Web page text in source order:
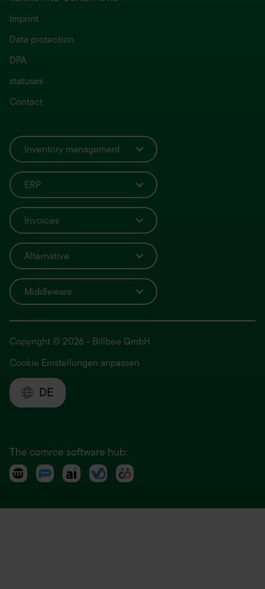
Imprint
Data protection
DPA
statuses
Contact
Inventory management
ERP
Invoices
Alternative
Middleware
Copyright © 2026 - Billbee GmbH
Cookie Einstellungen anpassen
DE
The comrce software hub: